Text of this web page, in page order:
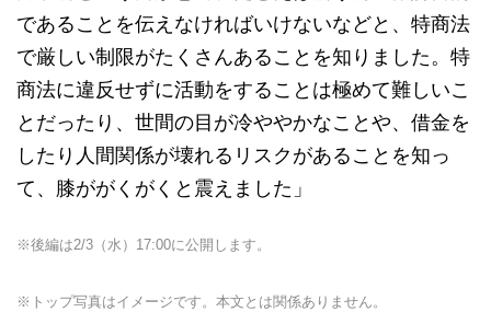
であることを伝えなければいけないなどと、特商法
で厳しい制限がたくさんあることを知りました。特
商法に違反せずに活動をすることは極めて難しいこ
とだったり、世間の目が冷ややかなことや、借金を
したり人間関係が壊れるリスクがあることを知っ
て、膝ががくがくと震えました」
※後編は2/3（水）17:00に公開します。
※トップ写真はイメージです。本文とは関係ありません。